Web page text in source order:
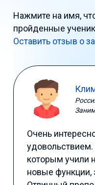
Нажмите на имя,
пройденные
Оставить отзыв о
Очень
которым учили
новые функции,